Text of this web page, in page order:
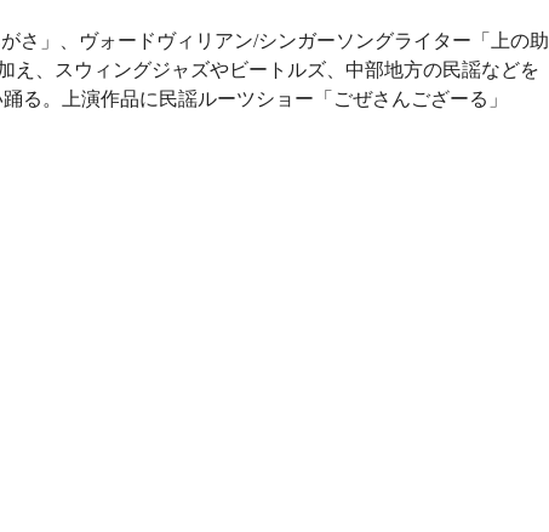
さ」、ヴォードヴィリアン/シンガーソングライター「上の助
え、スウィングジャズやビートルズ、中部地方の民謡などを
る。上演作品に民謡ルーツショー「ごぜさんござーる」